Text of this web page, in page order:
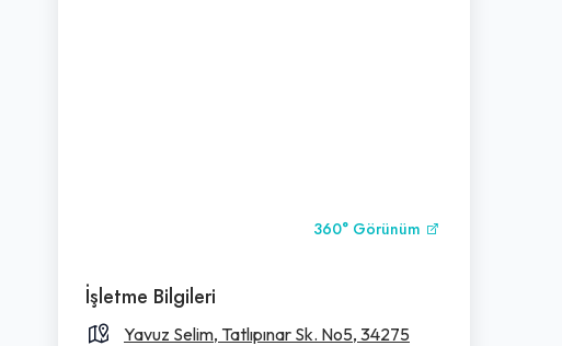
360° Görünüm
İşletme Bilgileri
Yavuz Selim, Tatlıpınar Sk. No5, 34275